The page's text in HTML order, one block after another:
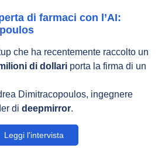
di farmaci con l’AI:
che ha recentemente raccolto un
di dollari porta la firma di un
Dimitracopoulos, ingegnere
di deepmirror.
Leggi l'intervista